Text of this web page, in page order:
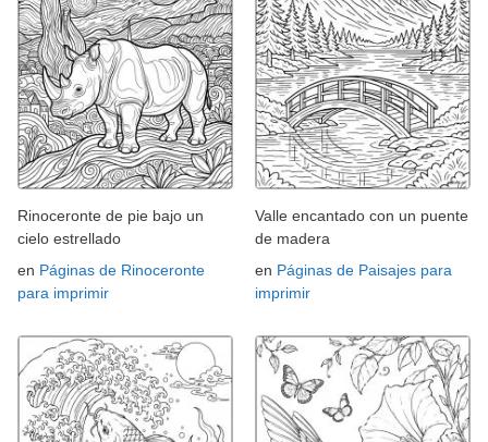
Rinoceronte de pie bajo un
cielo estrellado
en Páginas de Rinoceronte
para imprimir
Valle encantado con un puente
de madera
en Páginas de Paisajes para
imprimir